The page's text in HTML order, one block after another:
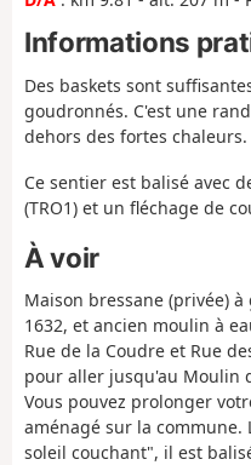
Informations
Des baskets sont
goudronnés. C'est une
dehors des fortes chaleurs.
Ce sentier est balisé avec
(TRO1) et un fléchage de
À voir
Maison bressane (privée)
1632, et ancien moulin à
Rue de la Coudre et Rue
pour aller jusqu'au Moulin
Vous pouvez prolonger
aménagé sur la
soleil couchant", il est